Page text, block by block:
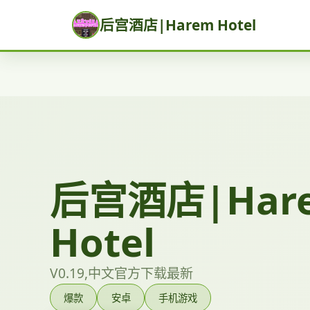
后宫酒店|Harem Hotel
后宫酒店
Hotel
V0.19,中文官方下载最新
爆款 安卓 手机游戏